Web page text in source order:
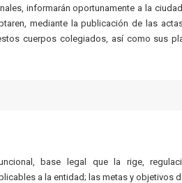
informarán oportunamente a la
mediante la publicación de las
cuerpos colegiados, así como sus
base legal que la rige,
a la entidad; las metas y objetivos